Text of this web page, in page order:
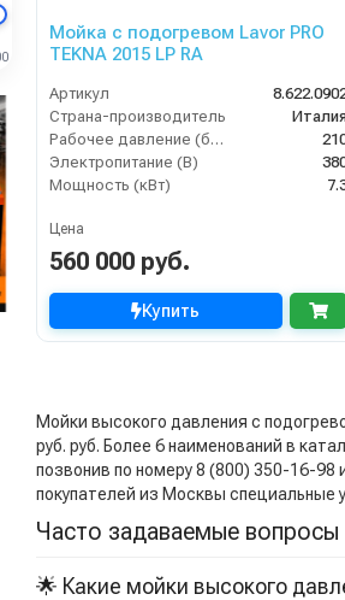
Мойка с подогревом Lavor PRO
TEKNA 2015 LP RA
Артикул
Страна-производитель
Рабочее давление (бар)
Электропитание (В)
Мощность (кВт)
Цена
560 000 руб.
Купить
Мойки высокого давления с
руб. руб. Более 6 наименований в
позвонив по номеру 8 (800) 350-16-
покупателей из Москвы специальные
Часто задаваемые
🌟 Какие мойки высокого